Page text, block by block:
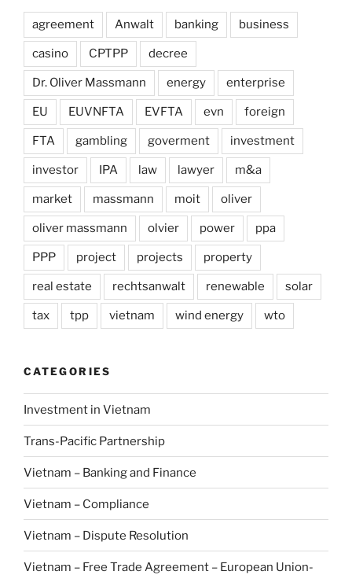
agreement Anwalt banking business
casino CPTPP decree
Dr. Oliver Massmann energy enterprise
EU EUVNFTA EVFTA evn foreign
FTA gambling goverment investment
investor IPA law lawyer m&a
market massmann moit oliver
oliver massmann olvier power ppa
PPP project projects property
real estate rechtsanwalt renewable solar
tax tpp vietnam wind energy wto
CATEGORIES
Investment in Vietnam
Trans-Pacific Partnership
Vietnam – Banking and Finance
Vietnam – Compliance
Vietnam – Dispute Resolution
Vietnam – Free Trade Agreement – European Union-